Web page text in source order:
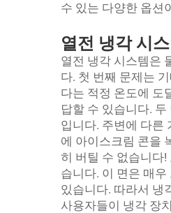
수 있는 다양한 옵션
열전 냉각 시
열전 냉각 시스템은
다. 첫 번째 문제는
다는 적정 온도에 도
답할 수 있습니다.
입니다. 주변에 다른
에 아이스크림 콘을
히 버틸 수 없습니다
습니다. 이 면은 매
있습니다. 따라서 냉
사용자들이 냉각 장